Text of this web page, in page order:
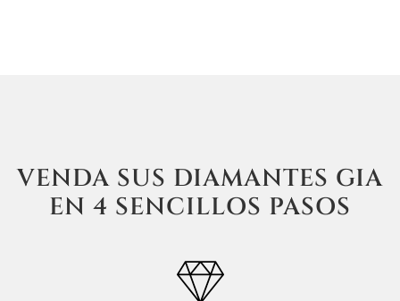
VENDA SUS DIAMANTES GIA
EN 4 SENCILLOS PASOS